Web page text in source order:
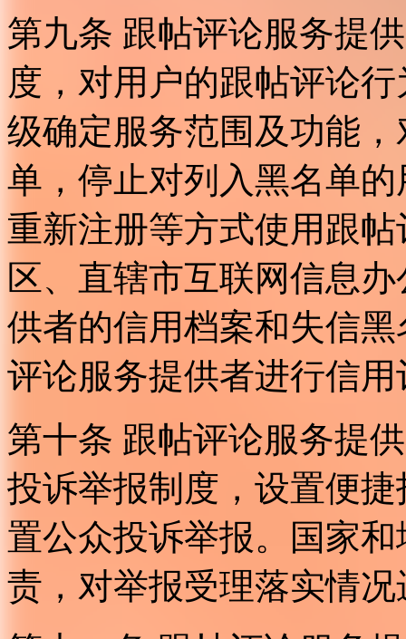
第九条 跟帖评论服务提
度，对用户的跟帖评论
级确定服务范围及功能
单，停止对列入黑名单
重新注册等方式使用跟
区、直辖市互联网信息
供者的信用档案和失信
评论服务提供者进行信用
第十条 跟帖评论服务提
投诉举报制度，设置便
置公众投诉举报。国家
责，对举报受理落实情